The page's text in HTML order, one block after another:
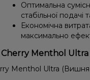
Оптимальна
стабільної подачі
Економічна
максимально
Cherry Menthol
Menthol Ultra